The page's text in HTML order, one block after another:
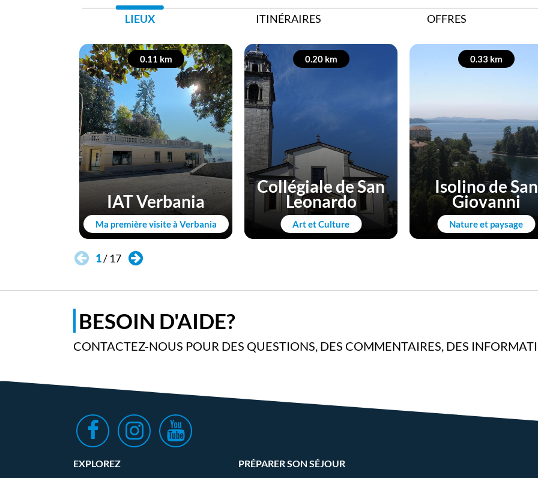
LIEUX ITINÉRAIRES OFFRES
0.11 km
Ma première visite à Verbania
IAT Verbania
0.20 km
Art et Culture
Collégiale de San
Leonardo
0.33 km
Nature et paysage
Isolino de San
Giovanni
1/ 17
BESOIN D'AIDE?
CONTACTEZ-NOUS POUR DES QUESTIONS, DES COMMENTAIRES, DES
EXPLOREZ PRÉPARER SON SÉJOUR